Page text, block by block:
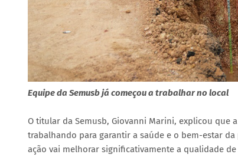
Equipe da Semusb já começou a trabalhar no local
O titular da Semusb, Giovanni Marini, explicou que
trabalhando para garantir a saúde e o bem-estar
ação vai melhorar significativamente a qualidade